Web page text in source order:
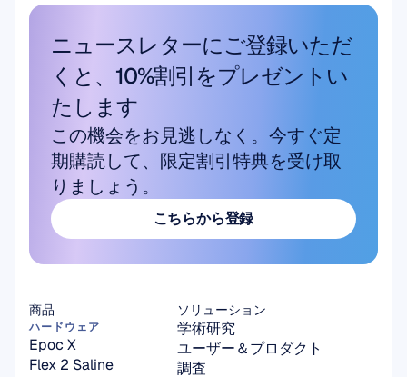
ニュースレターにご登録いただ
くと、10%割引をプレゼントい
たします
この機会をお見逃しなく。今すぐ定
期購読して、限定割引特典を受け取
りましょう。
こちらから登録
ソリューション
学術研究
ユーザー＆プロダクト
調査
商品
ハードウェア
Epoc X
Flex 2 Saline